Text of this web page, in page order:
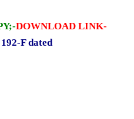
DOWNLOAD LINK-
F dated